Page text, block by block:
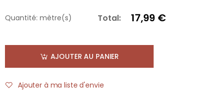
Quantité: mètre(s) Total: 17,99 €
AJOUTER AU PANIER
Ajouter à ma liste d'envie